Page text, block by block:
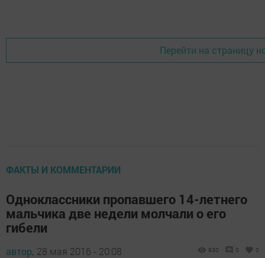
Перейти на страницу
ФАКТЫ И КОММЕНТАРИИ
Одноклассники пропавшего 14-летнего
мальчика две недели молчали о его
гибели
автор, 28 мая 2016 - 20:08 930 0 0